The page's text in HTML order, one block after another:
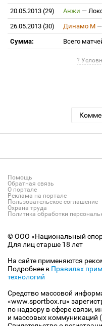
20.05.2013 (29)
Анжи —
26.05.2013 (30)
Динамо М —
Сумма:
Всего
?
Помощь
Обратная связь
О портале
Реклама на портале
Пользовательское соглашение
Охрана труда
Политика обработки
© ООО «Национальный
Для лиц старше 18 лет
На сайте применяются
Подробнее в Правилах
технологий
Средство массовой
«www.sportbox.ru»
по надзору в сфере связи,
и массовых коммуникаций